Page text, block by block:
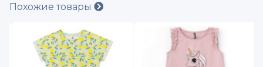
Похожие товары